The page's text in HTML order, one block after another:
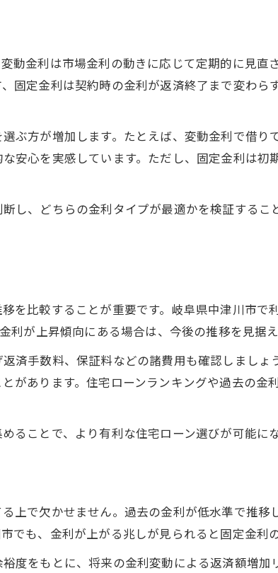
向に強い住宅ローンの選び方
面で安心な住宅ローンプランとは
する住宅ローン金利の注目点
今選ぶ固定金利の住宅ローンとは
定金利選択で得る地域の安心感
け固定型住宅ローンが選ばれる理由
向から見る今後の安心戦略
利推移から導く返済計画の立て方
減らす住宅ローン金利チェック術
用時に考慮したい金利予測ポイント
較で見つける安心な金利タイプ
動金利は市場金利の動きに応じて定期的に見直
固定金利は契約時の金利が返済終了まで変わら
ぶ方が増加します。たとえば、変動金利で借り
安心を実感しています。ただし、固定金利は初
し、どちらの金利タイプが最適かを検証するこ
を比較することが重要です。岐阜県中津川市で
が上昇傾向にある場合は、今後の推移を見据
済手数料、保証料などの諸費用も確認しましょ
があります。住宅ローンランキングや過去の金
ことで、より有利な住宅ローン選びが可能にな
上で欠かせません。過去の金利が低水準で推移
も、金利が上がる兆しが見られると固定金利
度をもとに、将来の金利変動による返済額増